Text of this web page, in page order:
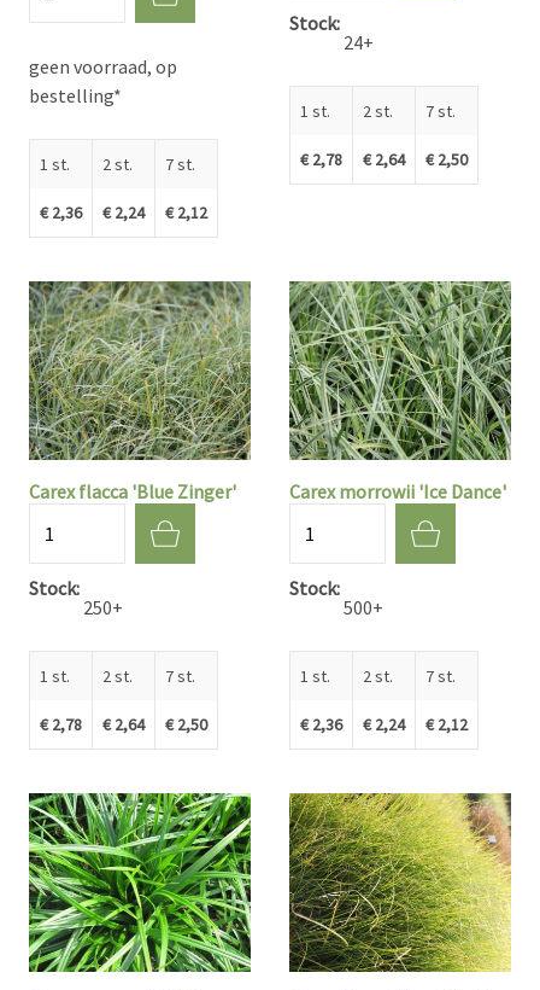
geen voorraad, op
bestelling*
1 st.
€ 2,36
2 st.
€ 2,24
7 st.
€ 2,12
Stock
24+
1 st.
€ 2,78
2 st.
€ 2,64
7 st.
€ 2,50
Carex flacca 'Blue Zinger'
Stock
250+
1 st.
€ 2,78
2 st.
€ 2,64
7 st.
€ 2,50
Carex morrowii 'Ice Dance'
Stock
500+
1 st.
€ 2,36
2 st.
€ 2,24
7 st.
€ 2,12